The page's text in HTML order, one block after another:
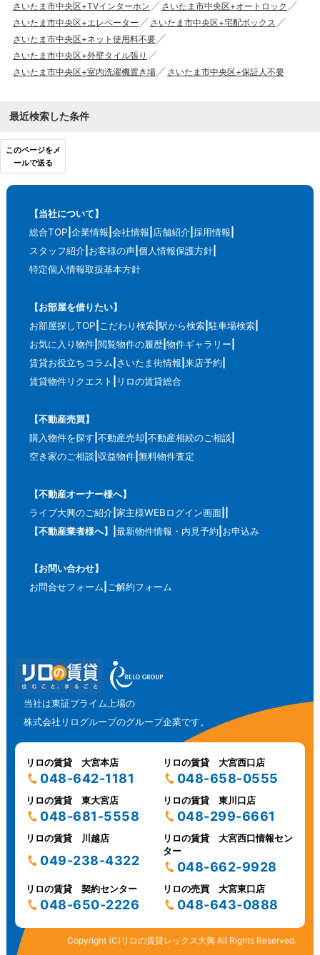
さいたま市中央区+TVインターホン
さいたま市中央区+オートロック
さいたま市中央区+エレベーター
さいたま市中央区+宅配ボックス
さいたま市中央区+ネット使用料不要
さいたま市中央区+外壁タイル張り
さいたま市中央区+室内洗濯機置き場
さいたま市中央区+保証人不要
最近検索した条件
このページをメ
ールで送る
【当社について】
総合TOP 企業情報 会社情報 店舗紹介 採用情報
スタッフ紹介 お客様の声 個人情報保護方針
特定個人情報取扱基本方針
【お部屋を借りたい】
お部屋探しTOP こだわり検索 駅から検索 駐車場検索
お気に入り物件 閲覧物件の履歴 物件ギャラリー
賃貸お役立ちコラム さいたま街情報 来店予約
賃貸物件リクエスト
リロの賃貸総合
【不動産売買】
購入物件を探す 不動産売却 不動産相続のご相談
空き家のご相談 収益物件 無料物件査定
【不動産オーナー様へ】
ライブ大興のご紹介 家主様WEBログイン画面
【不動産業者様へ】
最新物件情報・内見予約 お申込み
【お問い合わせ】
お問合せフォーム ご解約フォーム
当社は東証プライム上場の
株式会社リログループのグループ企業です。
リロの賃貸 大宮本店
048-642-1181
リロの賃貸 大宮西口店
048-658-0555
リロの賃貸 東大宮店
048-681-5558
リロの賃貸 東川口店
048-299-6661
リロの賃貸 川越店
049-238-4322
リロの賃貸 大宮西口情報セン
ター
048-662-9928
リロの賃貸 契約センター
048-650-2226
リロの売買 大宮東口店
048-643-0888
Copyright (C)リロの賃貸レックス大興 All Rights Reserved.